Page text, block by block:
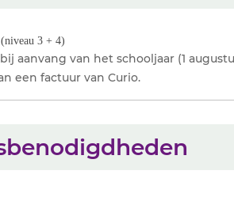
3 + 4)
aanvang van het schooljaar (1
een factuur van Curio.